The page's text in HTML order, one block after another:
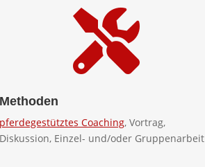

Methoden
pferdegestütztes Coaching, Vortrag,
Diskussion, Einzel- und/oder Gruppenarbeit